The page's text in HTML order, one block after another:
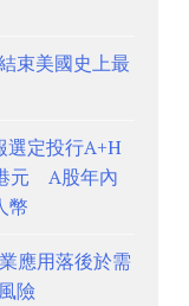
束美國史上最
選定投行A+H
元 A股年內
幣
應用落後於需
險